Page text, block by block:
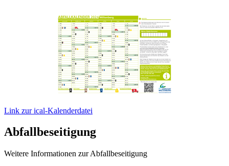
Link zur ical-Kalenderdatei
Abfallbeseitigung
Weitere Informationen zur Abfallbeseitigung